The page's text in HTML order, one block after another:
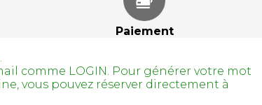
Paiement
comme LOGIN. Pour générer votre mot
vous pouvez réserver directement à